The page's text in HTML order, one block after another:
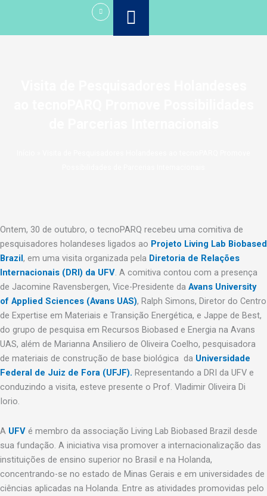
o
Ontem, 30 de outubro, o tecnoPARQ recebeu uma comitiva de
pesquisadores holandeses ligados ao Projeto Living Lab Biobased
Brazil, em uma visita organizada pela Diretoria de Relações
Internacionais (DRI) da UFV. A comitiva contou com a presença
de Jacomine Ravensbergen, Vice-Presidente da Avans University
of Applied Sciences (Avans UAS), Ralph Simons, Diretor do Centro
de Expertise em Materiais e Transição Energética, e Jappe de Best,
do grupo de pesquisa em Recursos Biobased e Energia na Avans
UAS, além de Marianna Ansiliero de Oliveira Coelho, pesquisadora
de materiais de construção de base biológica da Universidade
Federal de Juiz de Fora (UFJF). Representando a DRI da UFV e
conduzindo a visita, esteve presente o Prof. Vladimir Oliveira Di
Iorio.
A UFV é membro da associação Living Lab Biobased Brazil desde
sua fundação. A iniciativa visa promover a internacionalização das
instituições de ensino superior no Brasil e na Holanda,
concentrando-se no estado de Minas Gerais e em universidades de
ciências aplicadas na Holanda. Entre as atividades promovidas pelo